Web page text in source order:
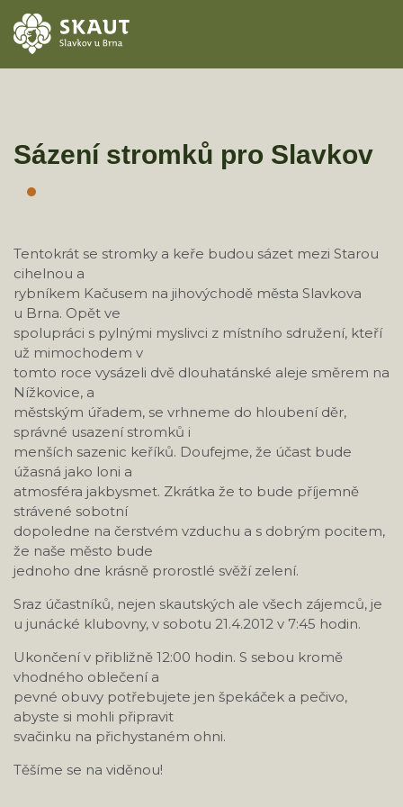
ODDÍLY
KONTAKTY
TÁBORY
Sázení stromků pro Slavkov
Tentokrát se stromky a keře budou sázet mezi Starou
cihelnou a
rybníkem Kačusem na jihovýchodě města Slavkova
u Brna. Opět ve
spolupráci s pylnými myslivci z místního sdružení, kteří
už mimochodem v
tomto roce vysázeli dvě dlouhatánské aleje směrem na
Nížkovice, a
městským úřadem, se vrhneme do hloubení děr,
správné usazení stromků i
menších sazenic keříků. Doufejme, že účast bude
úžasná jako loni a
atmosféra jakbysmet. Zkrátka že to bude příjemně
strávené sobotní
dopoledne na čerstvém vzduchu a s dobrým pocitem,
že naše město bude
jednoho dne krásně prorostlé svěží zelení.
Sraz účastníků, nejen skautských ale všech zájemců, je
u junácké klubovny, v sobotu 21.4.2012 v 7:45 hodin.
Ukončení v přibližně 12:00 hodin. S sebou kromě
vhodného oblečení a
pevné obuvy potřebujete jen špekáček a pečivo,
abyste si mohli připravit
svačinku na přichystaném ohni.
Těšíme se na viděnou!